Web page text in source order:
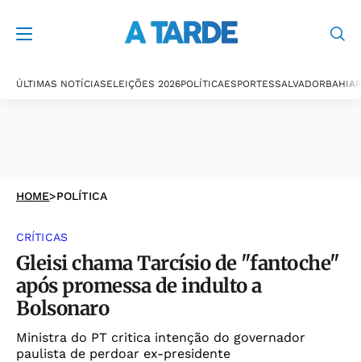
ÚLTIMAS NOTÍCIASELEIÇÕES 2026POLÍTICAESPORTESSALVADORBAHIA
HOME>POLÍTICA
CRÍTICAS
Gleisi chama Tarcísio de "fantoche"
após promessa de indulto a
Bolsonaro
Ministra do PT critica intenção do governador
paulista de perdoar ex-presidente